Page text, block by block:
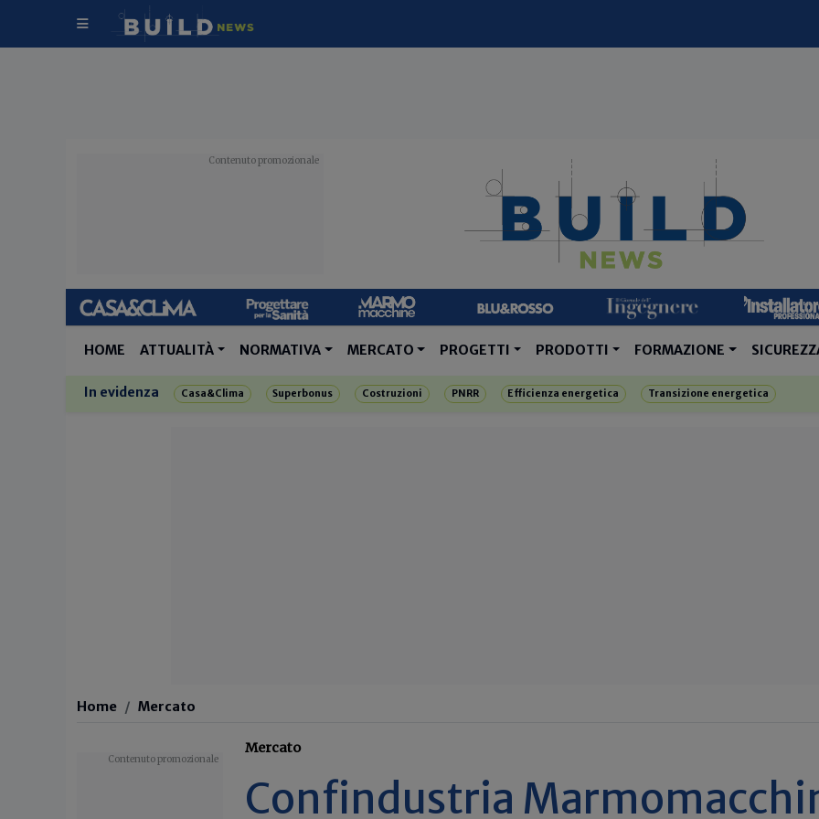
HOME ATTUALITÀ NORMATIVA MERCATO PROGETTI PRODOTTI FORMAZIONE
In evidenza Casa&Clima Superbonus Costruzioni PNRR Efficienza energetica Transizione energetica
Home Mercato
Mercato
Confindustria